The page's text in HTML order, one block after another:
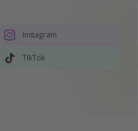
Instagram
TikTok